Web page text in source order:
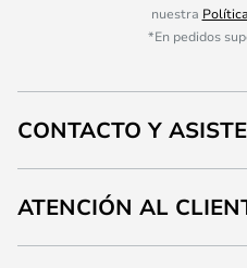
nuestra
*En pedidos
CONTACTO Y
ATENCIÓN AL